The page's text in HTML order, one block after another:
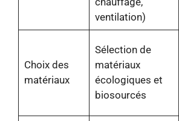
ventilation)
Choix des
matériaux
Sélection de
matériaux
écologiques et
biosourcés